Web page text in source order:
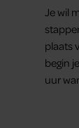
Je wil
plaats
begin
uur